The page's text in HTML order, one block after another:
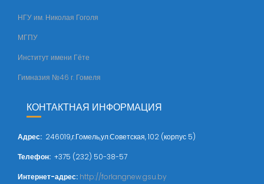
НГУ им. Николая Гоголя
МГПУ
Институт имени Гёте
Гимназия №46 г. Гомеля
КОНТАКТНАЯ ИНФОРМАЦИЯ
Адрес: 246019,г.Гомель,ул.Советская, 102 (корпус 5)
Телефон: +375 (232) 50-38-57
Интернет-адрес: http://forlangnew.gsu.by